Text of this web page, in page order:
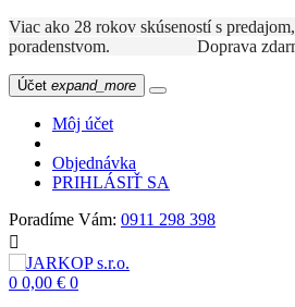
Viac ako 28 rokov skúseností s
poradenstvom. Doprava
Účet expand_more
Môj účet
Objednávka
PRIHLÁSIŤ SA
Poradíme Vám: 0911 298 398

0 0,00 € 0